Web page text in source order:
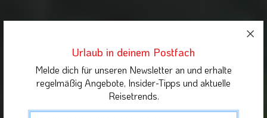
Urlaub in deinem Postfach
Melde dich für unseren Newsletter an und erhalte
regelmäßig Angebote, Insider-Tipps und aktuelle
Reisetrends.